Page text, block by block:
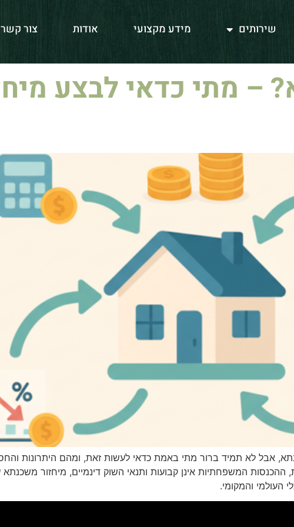
שירותים מידע מקצועי אודות צור קשר
– מתי כדאי לבצע
אבל לא תמיד ברור מתי באמת כדאי לעשות זאת, ומהם היתרונות
ההכנסות המשפחתיות אינן קבועות ותנאי השוק דינמיים, מיחזור
העולמי והמקומי.